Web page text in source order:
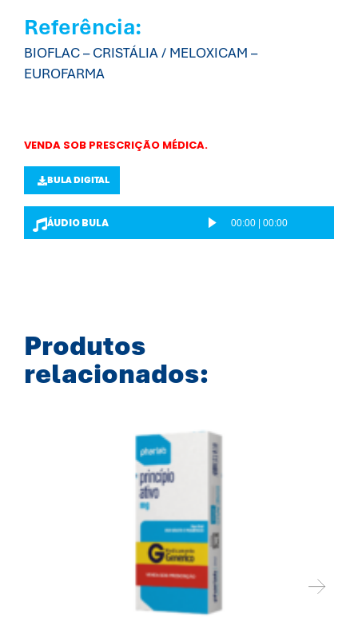
Referência:
BIOFLAC – CRISTÁLIA / MELOXICAM –
EUROFARMA
VENDA SOB PRESCRIÇÃO MÉDICA.
BULA DIGITAL
ÁUDIO BULA
T
d
u
00:00 | 00:00
Produtos
relacionados: